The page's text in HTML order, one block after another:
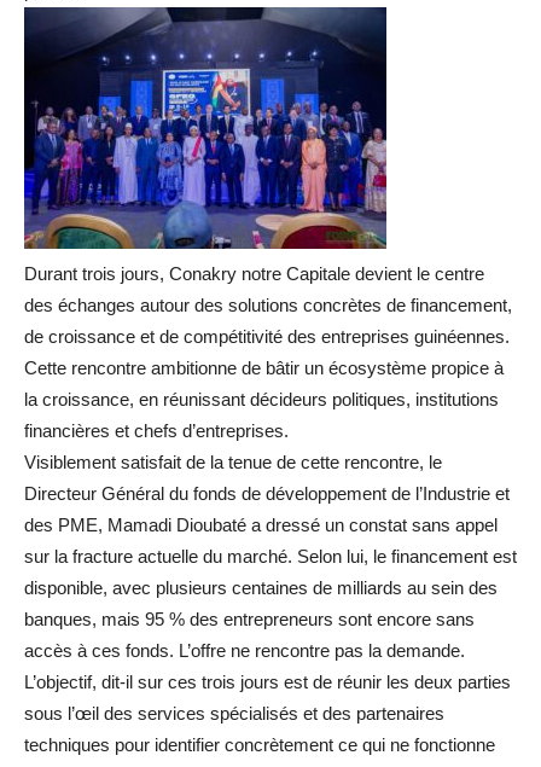
Durant trois jours, Conakry notre Capitale devient le centre
des échanges autour des solutions concrètes de financement,
de croissance et de compétitivité des entreprises guinéennes.
Cette rencontre ambitionne de bâtir un écosystème propice à
la croissance, en réunissant décideurs politiques, institutions
financières et chefs d’entreprises.
Visiblement satisfait de la tenue de cette rencontre, le
Directeur Général du fonds de développement de l’Industrie et
des PME, Mamadi Dioubaté a dressé un constat sans appel
sur la fracture actuelle du marché. Selon lui, le financement est
disponible, avec plusieurs centaines de milliards au sein des
banques, mais 95 % des entrepreneurs sont encore sans
accès à ces fonds. L’offre ne rencontre pas la demande.
L’objectif, dit-il sur ces trois jours est de réunir les deux parties
sous l’œil des services spécialisés et des partenaires
techniques pour identifier concrètement ce qui ne fonctionne